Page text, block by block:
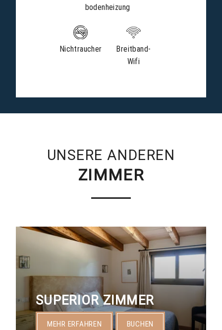
bodenheizung
Nichtraucher
Breitband-
Wifi
UNSERE ANDEREN
ZIMMER
SUPERIOR ZIMMER
MEHR ERFAHREN BUCHEN
DIENSTLEISTUNGEN
ERLEBNISSE
KONTAKT & ANFAHRT